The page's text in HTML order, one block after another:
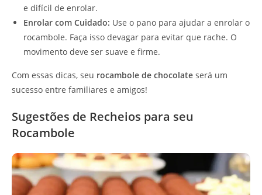
e difícil de enrolar.
Enrolar com Cuidado: Use o pano para ajudar a enrolar o
rocambole. Faça isso devagar para evitar que rache. O
movimento deve ser suave e firme.
Com essas dicas, seu rocambole de chocolate será um
sucesso entre familiares e amigos!
Sugestões de Recheios para seu
Rocambole